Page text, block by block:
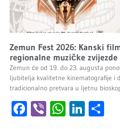
Zemun Fest 2026: Kanski
regionalne muzičke zvijezde
Zemun će od 19. do 23. augusta
ljubitelja kvalitetne kinematografije i
tradicionalno pretvara u ljetnu
Facebook
Viber